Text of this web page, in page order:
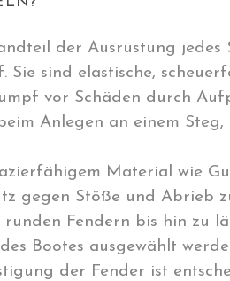
der Ausrüstung
Sie sind elastische,
vor Schäden durch
Anlegen an einem
Material wie
gegen Stöße und Abrieb
Fendern bis hin zu
Bootes ausgewählt
der Fender ist